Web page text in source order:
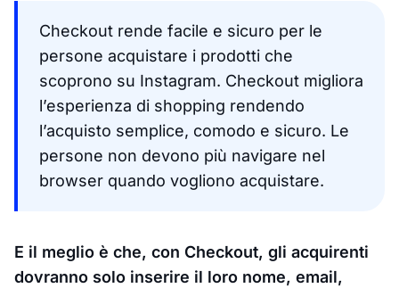
Checkout rende facile e sicuro per le
persone acquistare i prodotti che
scoprono su Instagram. Checkout migliora
l’esperienza di shopping rendendo
l’acquisto semplice, comodo e sicuro. Le
persone non devono più navigare nel
browser quando vogliono acquistare.
E il meglio è che, con Checkout, gli acquirenti
dovranno solo inserire il loro nome, email,